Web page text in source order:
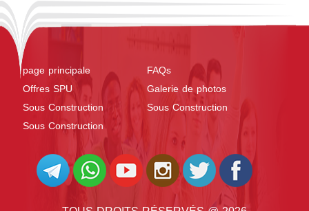
page principale
FAQs
Offres SPU
Galerie de photos
Sous Construction
Sous Construction
Sous Construction